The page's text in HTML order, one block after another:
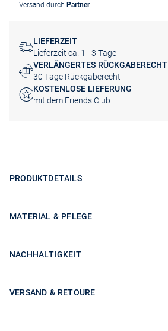
Versand durch Partner
LIEFERZEIT
Lieferzeit ca. 1 - 3 Tage
VERLÄNGERTES RÜCKGABERECHT
30 Tage Rückgaberecht
KOSTENLOSE LIEFERUNG
mit dem Friends Club
PRODUKTDETAILS
MATERIAL & PFLEGE
NACHHALTIGKEIT
VERSAND & RETOURE